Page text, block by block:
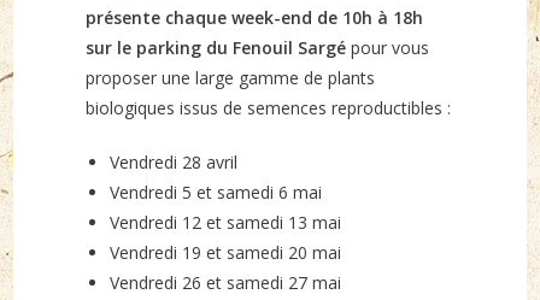
présente chaque week-end de 10h à 18h
sur le parking du Fenouil Sargé pour vous
proposer une large gamme de plants
biologiques issus de semences reproductibles :
Vendredi 28 avril
Vendredi 5 et samedi 6 mai
Vendredi 12 et samedi 13 mai
Vendredi 19 et samedi 20 mai
Vendredi 26 et samedi 27 mai